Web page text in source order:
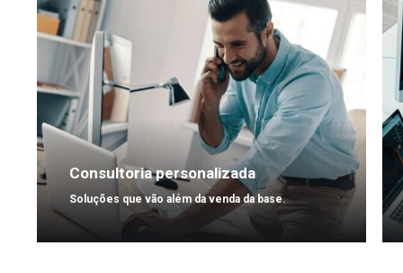
Consultoria personalizada
Soluções que vão além da venda da base.